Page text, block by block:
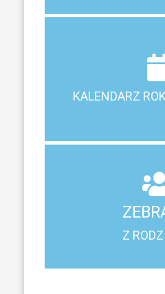
KALENDARZ
KALENDARZ
Terminy ferii, matur,
Z
Z
Harmonogram spotkań i